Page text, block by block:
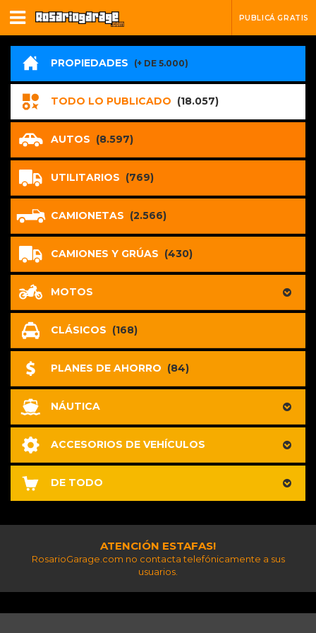
PUBLICÁ GRATIS
PROPIEDADES (+ DE 5.000)
TODO LO PUBLICADO (18.057)
AUTOS (8.597)
UTILITARIOS (769)
CAMIONETAS (2.566)
CAMIONES Y GRÚAS (430)
MOTOS
CLÁSICOS (168)
PLANES DE AHORRO (84)
NÁUTICA
ACCESORIOS DE VEHÍCULOS
DE TODO
ATENCIÓN ESTAFAS!
RosarioGarage.com no contacta telefónicamente a sus
usuarios.